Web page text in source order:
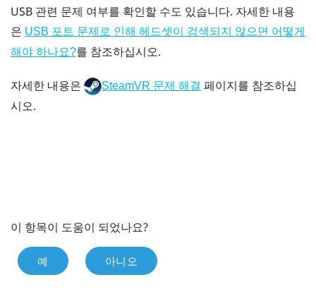
USB 관련 문제 여부를 확인할 수도 있습니다. 자세한 내용
은 USB 포트 문제로 인해 헤드셋이 검색되지 않으면 어떻게
해야 하나요?를 참조하십시오.
자세한 내용은 SteamVR 문제 해결 페이지를 참조하십
시오.
이 항목이 도움이 되었나요?
예 아니오